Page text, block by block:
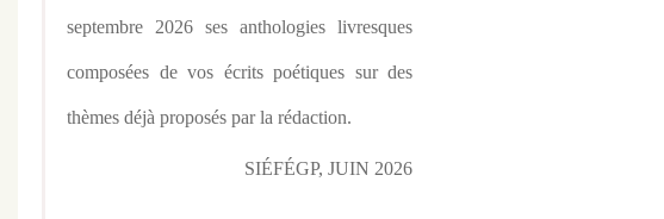
septembre 2026 ses anthologies livresques
composées de vos écrits poétiques sur des
thèmes déjà proposés par la rédaction.
SIÉFÉGP, JUIN 2026